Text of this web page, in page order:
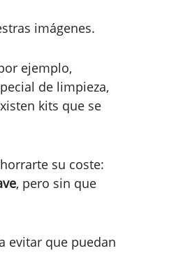
imágenes.
ejemplo,
de limpieza,
kits que se
su coste:
, pero sin que
evitar que puedan